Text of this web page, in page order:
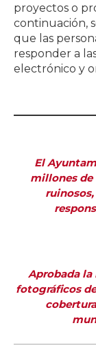
proyectos o
continuación,
que las
responder a
electrónico y
El
millones de
Aprobada
fotográficos